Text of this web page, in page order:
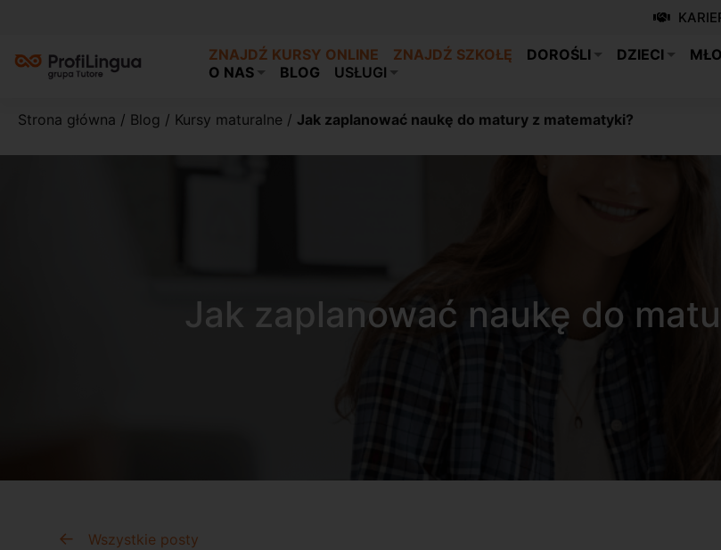
ZNAJDŹ KURSY ONLINE ZNAJDŹ SZKOŁĘ DOROŚLI DZIECI
O NAS
BLOG USŁUGI
Strona główna / Blog / Kursy maturalne / Jak zaplanować naukę do matury z matematyki?
Jak zaplanować naukę do
Wszystkie posty